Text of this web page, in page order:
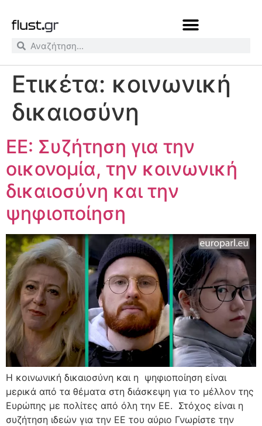
Ετικέτα: κοινωνική
δικαιοσύνη
ΕΕ: Συζήτηση για την
οικονομία, την κοινωνική
δικαιοσύνη και την
ψηφιοποίηση
Η κοινωνική δικαιοσύνη και η ψηφιοποίηση είναι
μερικά από τα θέματα στη διάσκεψη για το μέλλον της
Ευρώπης με πολίτες από όλη την ΕΕ. Στόχος είναι η
συζήτηση ιδεών για την ΕΕ του αύριο Γνωρίστε την